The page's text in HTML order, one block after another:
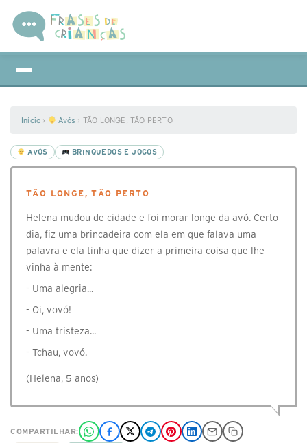
Início › Avós › TÃO LONGE, TÃO PERTO
AVÓS BRINQUEDOS E JOGOS
TÃO LONGE, TÃO PERTO
Helena mudou de cidade e foi morar longe da avó. Certo
dia, fiz uma brincadeira com ela em que falava uma
palavra e ela tinha que dizer a primeira coisa que lhe
vinha à mente:
- Uma alegria...
- Oi, vovó!
- Uma tristeza...
- Tchau, vovó.
(Helena, 5 anos)
COMPARTILHAR: